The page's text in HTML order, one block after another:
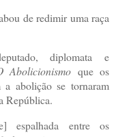
de redimir uma raça
diplomata e
Abolicionismo que os
a abolição se tornaram
República.
espalhada entre os